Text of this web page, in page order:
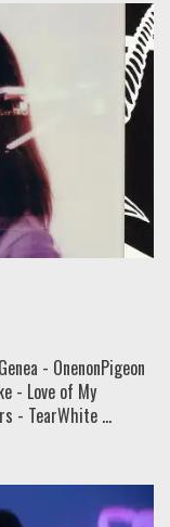
- OnenonPigeon
- Love of My
- TearWhite ...